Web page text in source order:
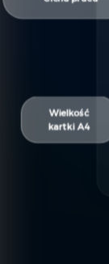
Wielkość
kartki A4